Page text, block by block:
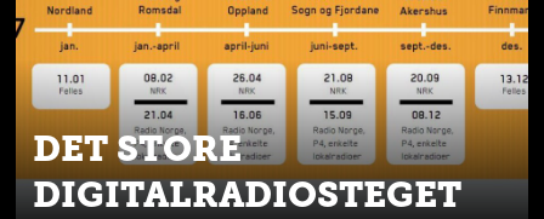
DET STORE
DIGITALRADIOSTEGET